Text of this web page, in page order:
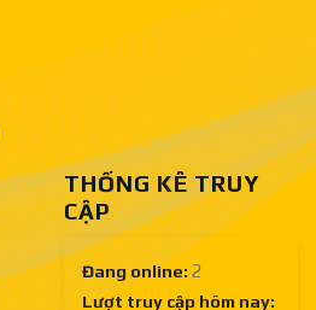
THỐNG KÊ TRUY
CẬP
Đang online: 2
Lượt truy cập hôm nay: